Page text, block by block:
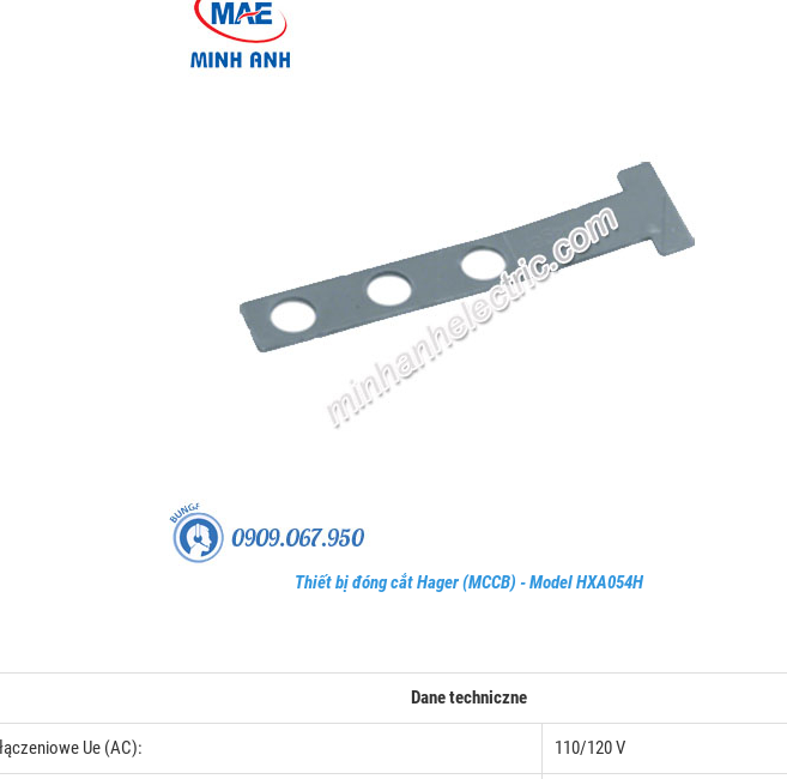
Thiết bị đóng cắt Hager (MCCB) - Model HXA054H
Dane techniczne
Ue (AC): 110/120 V